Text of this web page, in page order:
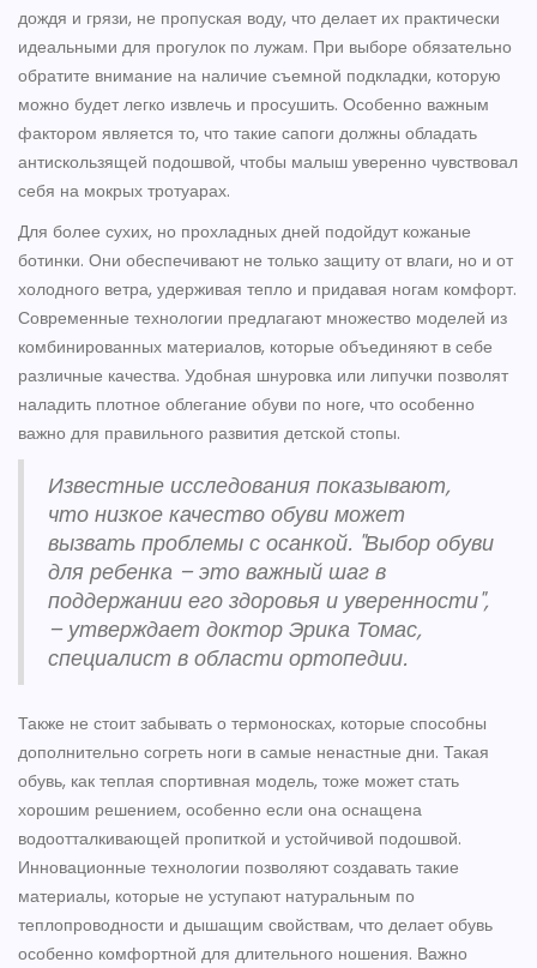
дождя и грязи, не пропуская воду, что делает их практически
идеальными для прогулок по лужам. При выборе обязательно
обратите внимание на наличие съемной подкладки, которую
можно будет легко извлечь и просушить. Особенно важным
фактором является то, что такие сапоги должны обладать
антискользящей подошвой, чтобы малыш уверенно чувствовал
себя на мокрых тротуарах.
Для более сухих, но прохладных дней подойдут кожаные
ботинки. Они обеспечивают не только защиту от влаги, но и от
холодного ветра, удерживая тепло и придавая ногам комфорт.
Современные технологии предлагают множество моделей из
комбинированных материалов, которые объединяют в себе
различные качества. Удобная шнуровка или липучки позволят
наладить плотное облегание обуви по ноге, что особенно
важно для правильного развития детской стопы.
Известные исследования показывают,
что низкое качество обуви может
вызвать проблемы с осанкой. "Выбор обуви
для ребенка – это важный шаг в
поддержании его здоровья и уверенности",
– утверждает доктор Эрика Томас,
специалист в области ортопедии.
Также не стоит забывать о термоносках, которые способны
дополнительно согреть ноги в самые ненастные дни. Такая
обувь, как теплая спортивная модель, тоже может стать
хорошим решением, особенно если она оснащена
водоотталкивающей пропиткой и устойчивой подошвой.
Инновационные технологии позволяют создавать такие
материалы, которые не уступают натуральным по
теплопроводности и дышащим свойствам, что делает обувь
особенно комфортной для длительного ношения. Важно